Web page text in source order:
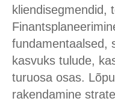
kliendisegmendid,
fundamentaalsed,
kasvuks tulude,
turuosa osas.
rakendamine